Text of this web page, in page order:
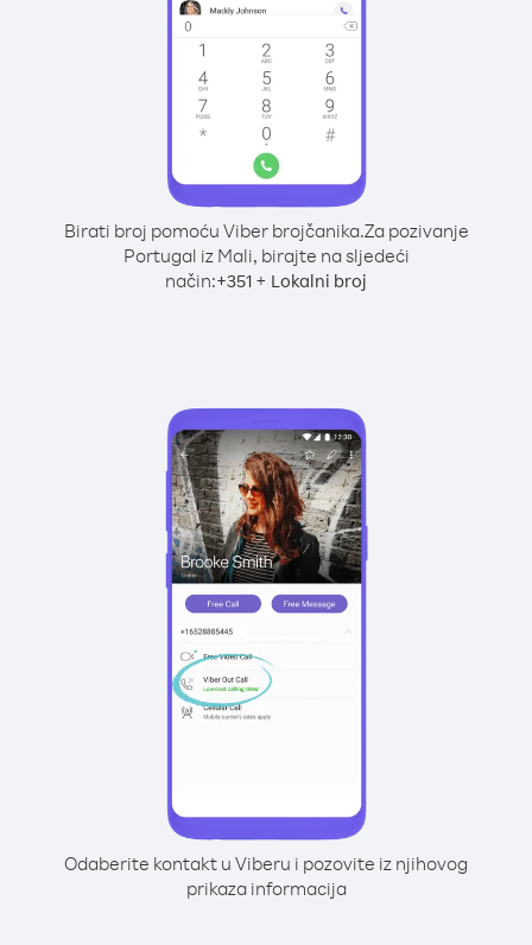
Birati broj pomoću Viber brojčanika.Za pozivanje
Portugal iz Mali, birajte na sljedeći
način:+351 + Lokalni broj
Odaberite kontakt u Viberu i pozovite iz njihovog
prikaza informacija